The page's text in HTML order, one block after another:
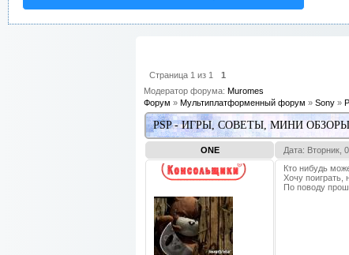
Страница 1 из 1
1
Модератор форума: Muromes
Форум » Мультиплатформенный форум » Sony »
PSP - ИГРЫ, СОВЕТЫ, МИНИ
ONE Дата: Вторник,
Кто нибудь
Хочу поиграть,
По поводу